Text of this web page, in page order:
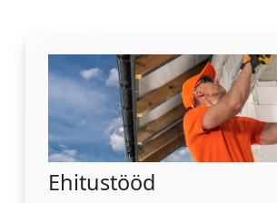
Ehitustööd